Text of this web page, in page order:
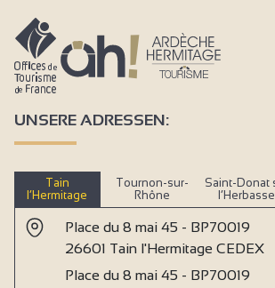
UNSERE ADRESSEN:
Tain
l’Hermitage
Tournon-sur-
Rhône
Saint-Donat
l’Herbasse
Place du 8 mai 45 - BP70019
26601 Tain l'Hermitage CEDEX
Place du 8 mai 45 - BP70019